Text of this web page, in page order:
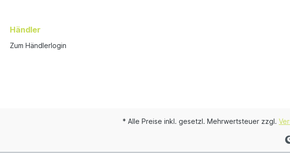
Händler
Zum Händlerlogin
* Alle Preise inkl. gesetzl. Mehrwertsteuer zzgl.